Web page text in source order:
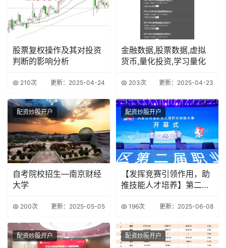
股票复权操作及其对投资
判断的影响分析
210次 更新：2025-04-24
金融数据,股票数据,虚拟
货币,量化投资,学习量化
203次 更新：2025-04-23
配资炒股开户
自考院校招生—南京财经
大学
200次 更新：2025-05-05
配资炒股开户
【发挥竞赛引领作用，助
推技能人才培养】第二届
196次 更新：2025-06-08
配资炒股开户 配资炒股开户